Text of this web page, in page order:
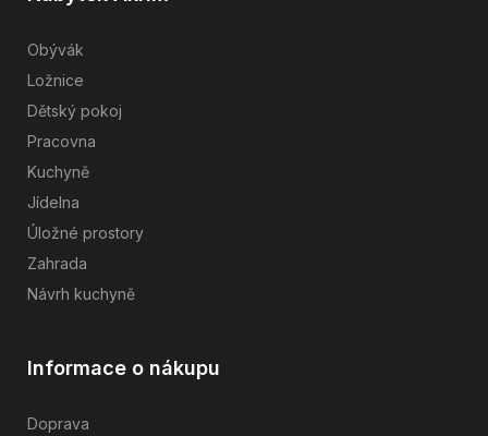
Obývák
Ložnice
Dětský pokoj
Pracovna
Kuchyně
Jídelna
Úložné prostory
Zahrada
Návrh kuchyně
Informace o nákupu
Doprava